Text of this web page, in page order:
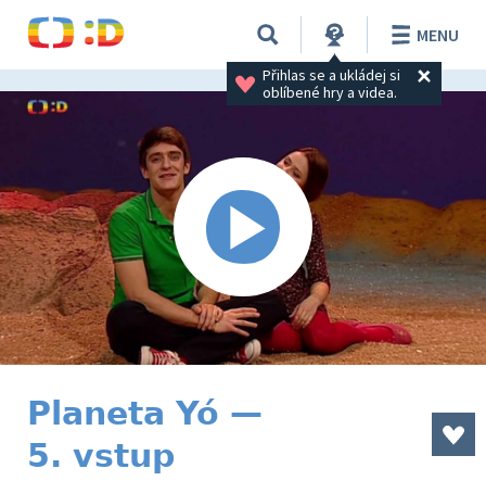
Přihlas se a ukládej si
oblíbené hry a videa.
MENU
Planeta Yó —
5. vstup